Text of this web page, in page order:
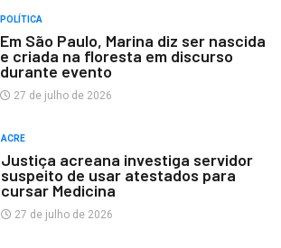
POLÍTICA
Em São Paulo, Marina diz ser nascida
e criada na floresta em discurso
durante evento
27 de julho de 2026
ACRE
Justiça acreana investiga servidor
suspeito de usar atestados para
cursar Medicina
27 de julho de 2026